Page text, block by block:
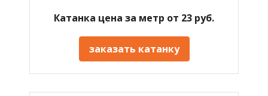
Катанка цена за метр от 23 руб.
заказать катанку